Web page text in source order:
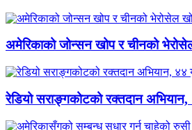
अमेरिकाको जोन्सन खोप र चीनको
रेडियो सराङ्गकोटको रक्तदान